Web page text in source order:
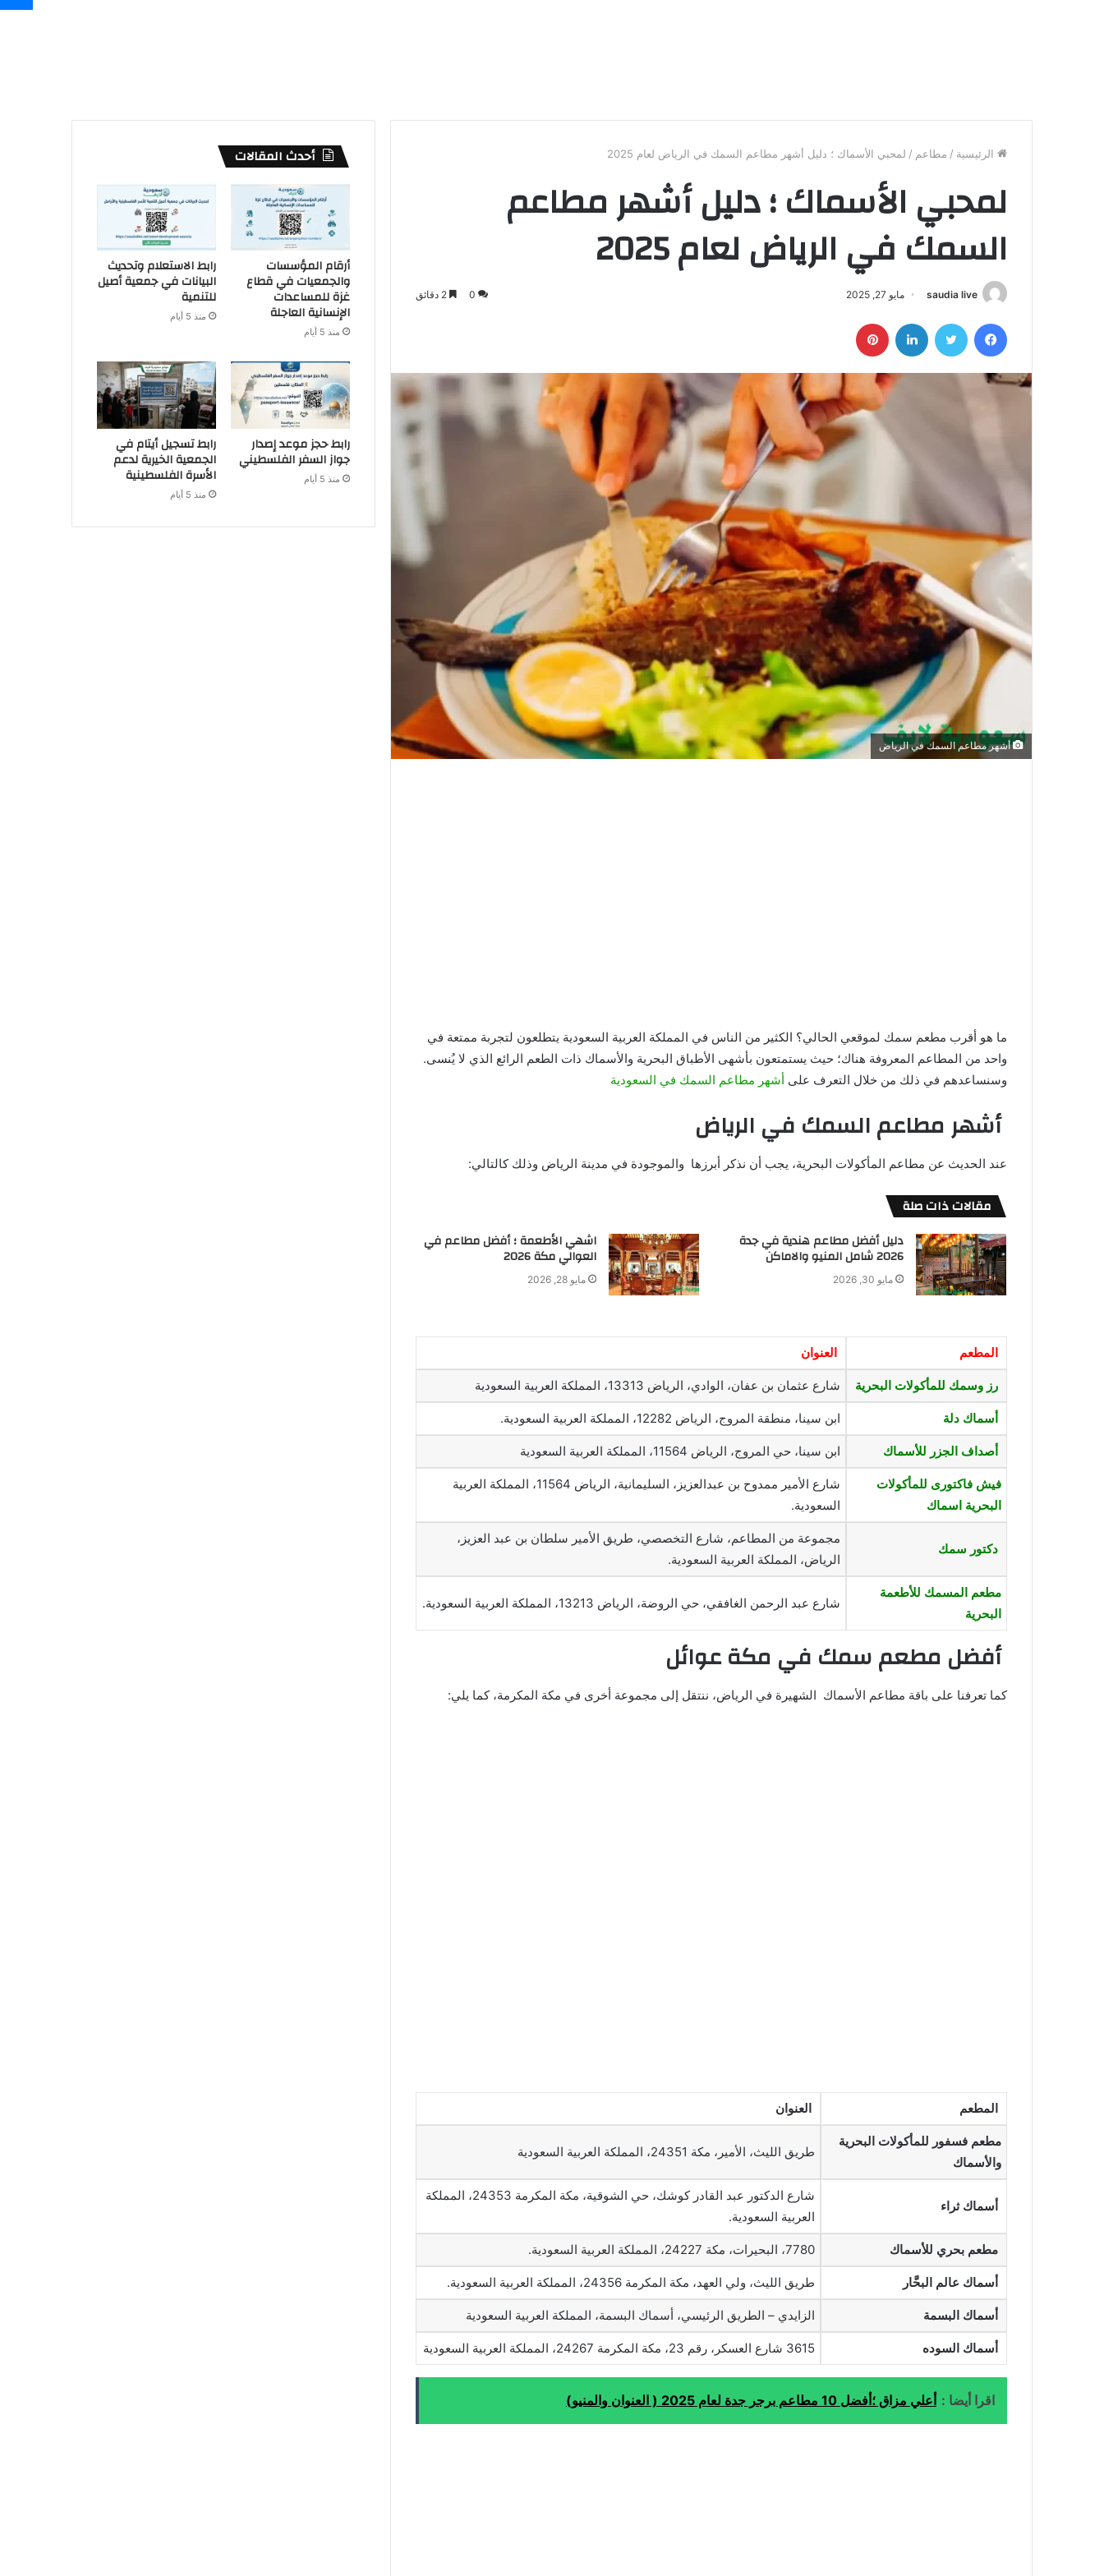
الرئيسية / مطاعم / لمحبي الأسماك ؛ دليل أشهر مطاعم السمك في الرياض لعام 2025
لمحبي الأسماك ؛ دليل أشهر مطاعم
السمك في الرياض لعام 2025
saudia live مايو 27, 2025 0
فيسبوك تويتر لينكدإن
أشهر مطاعم السمك في الرياض
ما هو أقرب مطعم سمك لموقعي الحالي؟ الكثير من الناس في المملكة العربية السعودية يتطلعون لتجربة ممتعة في
واحد من المطاعم المعروفة هناك؛ حيث يستمتعون بأشهى الأطباق البحرية والأسماك ذات الطعم الرائع الذي لا يُنسى.
وسنساعدهم في ذلك من خلال التعرف على أشهر مطاعم السمك في السعودية
أشهر مطاعم السمك في الرياض
عند الحديث عن مطاعم المأكولات البحرية، يجب أن نذكر أبرزها والموجودة في مدينة الرياض وذلك كالتالي:
مقالات ذات صلة
دليل أفضل مطاعم هندية في جدة
2026 شامل المنيو والاماكن
مايو 30, 2026
اشهي الأطعمة ؛ أفضل مطاعم في
العوالي مكة 2026
مايو 28, 2026
المطعم العنوان
رز وسمك للمأكولات البحرية شارع عثمان بن عفان، الوادي، الرياض 13313، المملكة العربية السعودية
أسماك دلة ابن سينا، منطقة المروج، الرياض 12282، المملكة العربية السعودية.
أصداف الجزر للأسماك ابن سينا، حي المروج، الرياض 11564، المملكة العربية السعودية
فيش فاكتورى للمأكولات
البحرية اسماك
شارع الأمير ممدوح بن عبدالعزيز، السليمانية، الرياض 11564، المملكة العربية
السعودية.
دكتور سمك
مجموعة من المطاعم، شارع التخصصي، طريق الأمير سلطان بن عبد العزيز،
الرياض، المملكة العربية السعودية.
مطعم المسمك للأطعمة
البحرية
شارع عبد الرحمن الغافقي، حي الروضة، الرياض 13213، المملكة العربية السعودية.
أفضل مطعم سمك في مكة عوائل
كما تعرفنا على باقة مطاعم الأسماك الشهيرة في الرياض، ننتقل إلى مجموعة أخرى في مكة المكرمة، كما يلي:
المطعم العنوان
مطعم فسفور للمأكولات البحرية
والأسماك
طريق الليث، الأمير، مكة 24351، المملكة العربية السعودية
أسماك ثراء
شارع الدكتور عبد القادر كوشك، حي الشوقية، مكة المكرمة 24353، المملكة
العربية السعودية.
مطعم بحري للأسماك 7780، البحيرات، مكة 24227، المملكة العربية السعودية.
أسماك عالم البحَّار طريق الليث، ولي العهد، مكة المكرمة 24356، المملكة العربية السعودية.
أسماك البسمة الزايدي – الطريق الرئيسي، أسماك البسمة، المملكة العربية السعودية
أسماك السوده 3615 شارع العسكر، رقم 23، مكة المكرمة 24267، المملكة العربية السعودية
اقرا أيضا : أعلي مزاق ؛أفضل 10 مطاعم برجر جدة لعام 2025 ( العنوان والمنيو)
أحدث المقالات
أرقام المؤسسات
والجمعيات في قطاع
غزة للمساعدات
الإنسانية العاجلة
منذ 5 أيام
رابط الاستعلام وتحديث
البيانات في جمعية أصيل
للتنمية
منذ 5 أيام
رابط حجز موعد إصدار
جواز السفر الفلسطيني
منذ 5 أيام
رابط تسجيل أيتام في
الجمعية الخيرية لدعم
الأسرة الفلسطينية
منذ 5 أيام